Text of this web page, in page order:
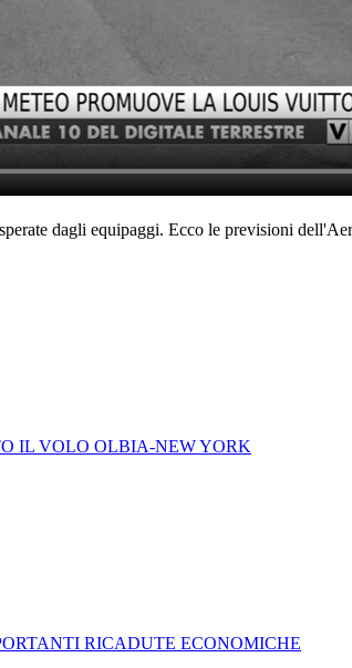
dagli equipaggi. Ecco le previsioni
IL VOLO OLBIA-NEW YORK
RICADUTE ECONOMICHE